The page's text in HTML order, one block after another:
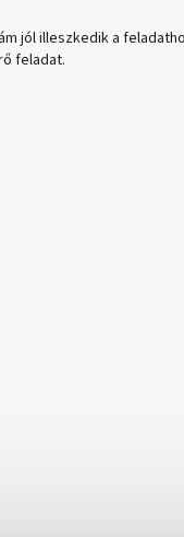
jól illeszkedik a
feladat.